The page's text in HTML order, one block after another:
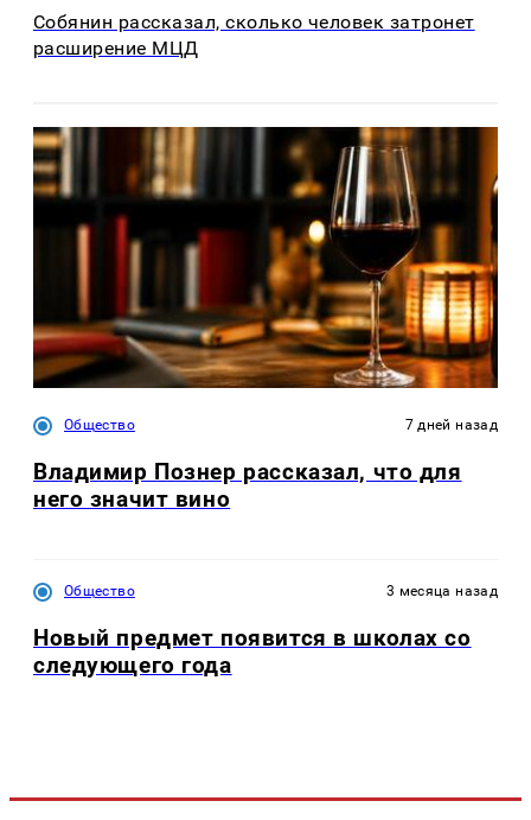
Собянин рассказал, сколько человек затронет
расширение МЦД
Общество 7 дней назад
Владимир Познер рассказал, что для
него значит вино
Общество 3 месяца назад
Новый предмет появится в школах со
следующего года